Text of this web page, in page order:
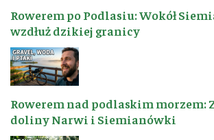
Rowerem po Podlasiu: Wokół
wzdłuż dzikiej granicy
Rowerem nad podlaskim morzem:
doliny Narwi i Siemianówki